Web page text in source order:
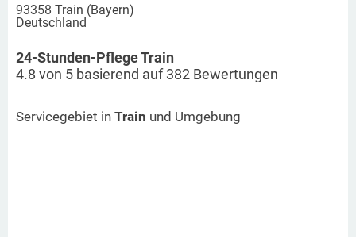
93358 Train (Bayern)
Deutschland
24-Stunden-Pflege Train
4.8 von 5 basierend auf382 Bewertungen
Servicegebiet in Train und Umgebung